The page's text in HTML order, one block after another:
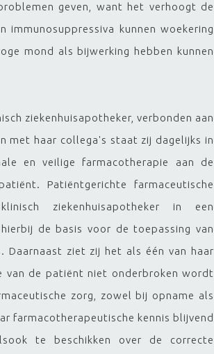
geven, want het verhoogt de
kunnen woekering
mond als bijwerking hebben kunnen
ziekenhuisapotheker, verbonden aan
met haar collega's staat zij dagelijks in
en veilige farmacotherapie aan de
Patiëntgerichte farmaceutische
ziekenhuisapotheker in een
de basis voor de toepassing van
Daarnaast ziet zij het als één van haar
van de patiënt niet onderbroken wordt
zorg, zowel bij opname als
farmacotherapeutische kennis blijvend
te beschikken over de correcte